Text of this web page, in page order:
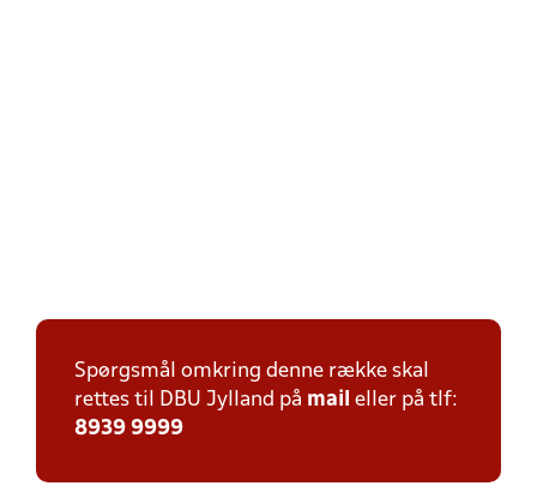
Spørgsmål omkring denne række skal
rettes til DBU Jylland på mail eller på tlf:
8939 9999